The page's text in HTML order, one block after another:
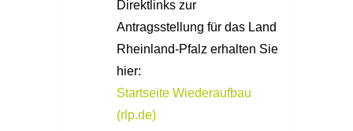
Direktlinks zur
Antragsstellung für das Land
Rheinland-Pfalz erhalten Sie
hier:
Startseite Wiederaufbau
(rlp.de)